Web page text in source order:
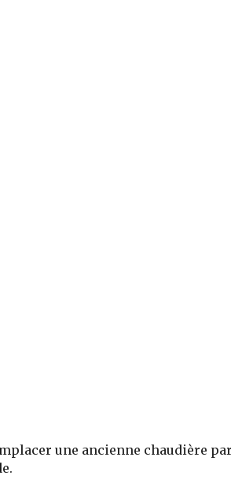
une ancienne chaudière